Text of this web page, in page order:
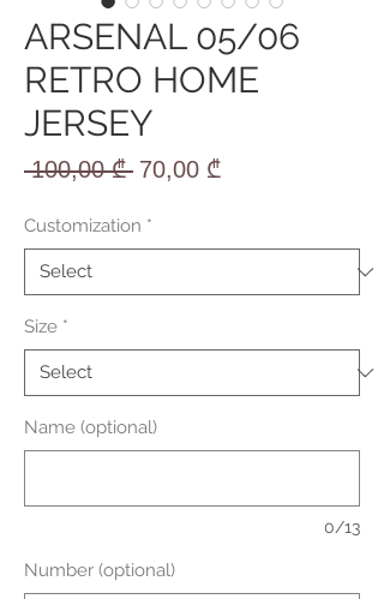
ARSENAL 05/06
RETRO HOME
JERSEY
100,00 ₾ Regular
70,00 ₾Sale
Customization *
Size *
Name (optional)
0/13
Number (optional)